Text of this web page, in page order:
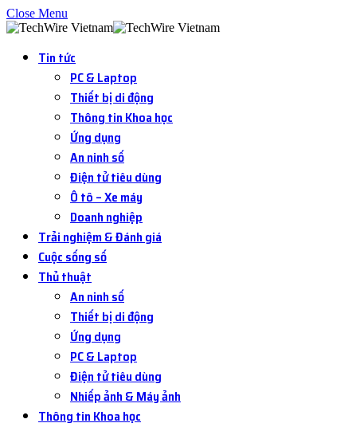
Close Menu
Tin tức
PC & Laptop
Thiết bị di động
Thông tin Khoa học
Ứng dụng
An ninh số
Điện tử tiêu dùng
Ô tô – Xe máy
Doanh nghiệp
Trải nghiệm & Đánh giá
Cuộc sống số
Thủ thuật
An ninh số
Thiết bị di động
Ứng dụng
PC & Laptop
Điện tử tiêu dùng
Nhiếp ảnh & Máy ảnh
Thông tin Khoa học